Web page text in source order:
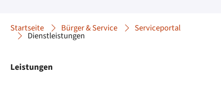
Startseite Bürger & Service Serviceportal
Dienstleistungen
Leistungen